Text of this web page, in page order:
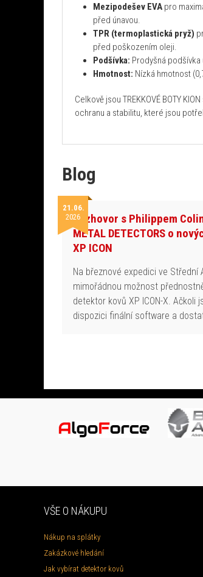
Mezipodešev EVA pro
před únavou.
TPR (termoplastická pryž)
před poškozením oleji.
Podšívka: Prodyšná
Hmotnost: Nízká hmotnost
Celkově jsou TREKKOVÉ BOTY
ochranu a stabilitu, které jsou
Blog
21.06.
2026Rozhovor s Philippem
METAL DETECTORS o
XP ICON
Na březnové expedici ve Střední
mimořádnou možnost
detektor kovů XP ICON-X. Ačkoli
dispozici finální software a
VŠE O NÁKUPU
Nákup na splátky
Zakázkové hledání
Jak vybírat detektor kovů